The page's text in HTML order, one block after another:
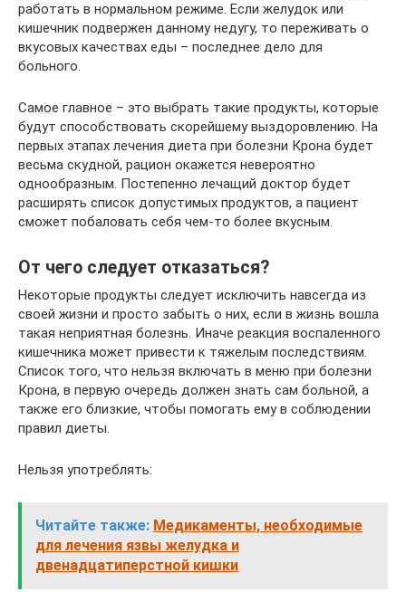
работать в нормальном режиме. Если желудок или
кишечник подвержен данному недугу, то переживать о
вкусовых качествах еды – последнее дело для
больного.
Самое главное – это выбрать такие продукты, которые
будут способствовать скорейшему выздоровлению. На
первых этапах лечения диета при болезни Крона будет
весьма скудной, рацион окажется невероятно
однообразным. Постепенно лечащий доктор будет
расширять список допустимых продуктов, а пациент
сможет побаловать себя чем-то более вкусным.
От чего следует отказаться?
Некоторые продукты следует исключить навсегда из
своей жизни и просто забыть о них, если в жизнь вошла
такая неприятная болезнь. Иначе реакция воспаленного
кишечника может привести к тяжелым последствиям.
Список того, что нельзя включать в меню при болезни
Крона, в первую очередь должен знать сам больной, а
также его близкие, чтобы помогать ему в соблюдении
правил диеты.
Нельзя употреблять:
Читайте также: Медикаменты, необходимые
для лечения язвы желудка и
двенадцатиперстной кишки